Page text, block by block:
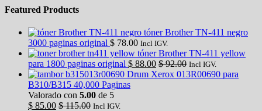
Featured Products
tóner Brother TN-411 negro
3000 paginas original $ 78.00 Incl IGV.
tóner Brother TN-411 yellow
para 1800 paginas original $ 88.00 $92.00 Incl IGV.
Drum Xerox 013R00690 para
B310/B315 40,000 Paginas
Valorado con 5.00 de 5
$ 85.00 $115.00 Incl IGV.